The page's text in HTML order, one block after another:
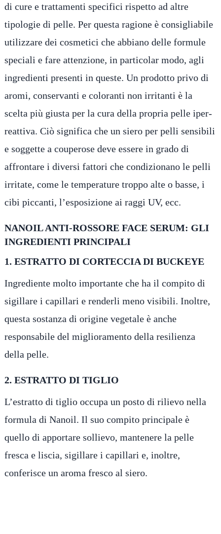
di cure e trattamenti specifici rispetto ad altre
tipologie di pelle. Per questa ragione è consigliabile
utilizzare dei cosmetici che abbiano delle formule
speciali e fare attenzione, in particolar modo, agli
ingredienti presenti in queste. Un prodotto privo di
aromi, conservanti e coloranti non irritanti è la
scelta più giusta per la cura della propria pelle iper-
reattiva. Ciò significa che un siero per pelli sensibili
e soggette a couperose deve essere in grado di
affrontare i diversi fattori che condizionano le pelli
irritate, come le temperature troppo alte o basse, i
cibi piccanti, l’esposizione ai raggi UV, ecc.
NANOIL ANTI-ROSSORE FACE SERUM: GLI
INGREDIENTI PRINCIPALI
1. ESTRATTO DI CORTECCIA DI BUCKEYE
Ingrediente molto importante che ha il compito di
sigillare i capillari e renderli meno visibili. Inoltre,
questa sostanza di origine vegetale è anche
responsabile del miglioramento della resilienza
della pelle.
2. ESTRATTO DI TIGLIO
L’estratto di tiglio occupa un posto di rilievo nella
formula di Nanoil. Il suo compito principale è
quello di apportare sollievo, mantenere la pelle
fresca e liscia, sigillare i capillari e, inoltre,
conferisce un aroma fresco al siero.